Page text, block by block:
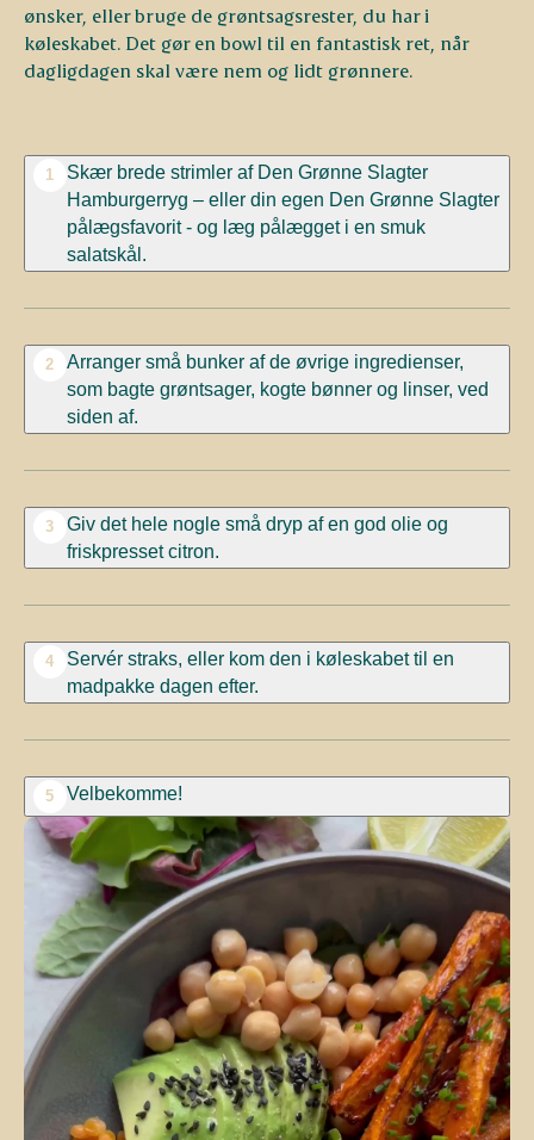
ønsker, eller bruge de grøntsagsrester, du har i
køleskabet. Det gør en bowl til en fantastisk ret, når
dagligdagen skal være nem og lidt grønnere.
1
Skær brede strimler af Den Grønne Slagter
Hamburgerryg – eller din egen Den Grønne Slagter
pålægsfavorit - og læg pålægget i en smuk
salatskål.
2
Arranger små bunker af de øvrige ingredienser,
som bagte grøntsager, kogte bønner og linser, ved
siden af.
3
Giv det hele nogle små dryp af en god olie og
friskpresset citron.
4
Servér straks, eller kom den i køleskabet til en
madpakke dagen efter.
5 Velbekomme!